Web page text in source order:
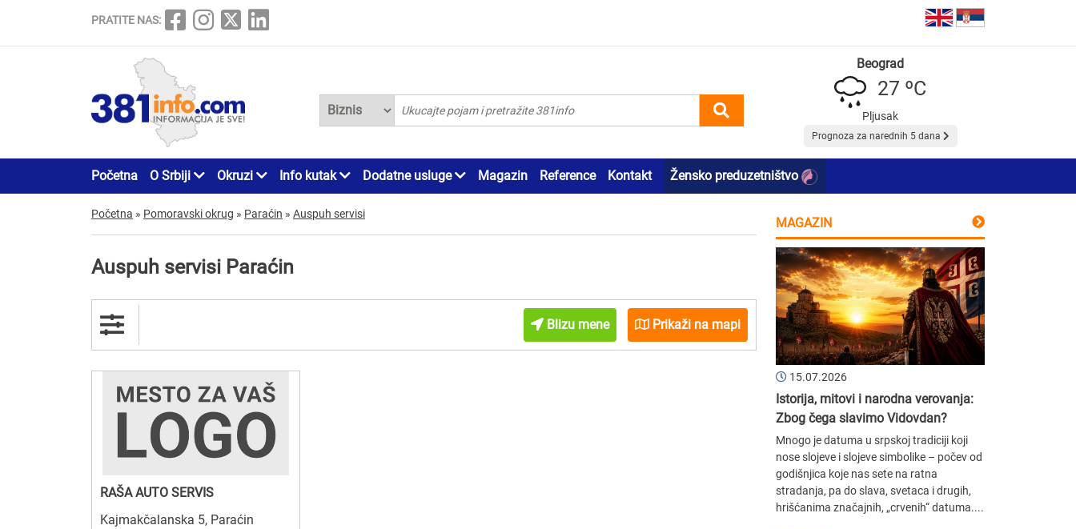
PRATITE NAS:
Beograd
27 ºC
Pljusak
Prognoza za narednih 5 dana
Početna O Srbiji Okruzi Info kutak Dodatne usluge Magazin Reference Kontakt Žensko preduzetništvo
Početna » Pomoravski okrug » Paraćin » Auspuh servisi
Auspuh servisi Paraćin
Blizu mene Prikaži na mapi
RAŠA AUTO SERVIS
Kajmakčalanska 5, Paraćin
MAGAZIN
15.07.2026
Istorija, mitovi i narodna verovanja:
Zbog čega slavimo Vidovdan?
Mnogo je datuma u srpskoj tradiciji koji
nose slojeve i slojeve simbolike – počev od
godišnjica koje nas sete na ratna
stradanja, pa do slava, svetaca i drugih,
hrišćanima značajnih, „crvenih“ datuma....